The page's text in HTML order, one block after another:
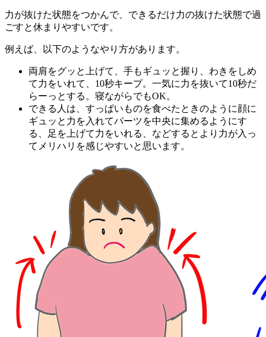
力が抜けた状態をつかんで、できるだけ力の抜けた状態で過
ごすと休まりやすいです。
例えば、以下のようなやり方があります。
両肩をグッと上げて、手もギュッと握り、わきをしめ
て力をいれて、10秒キープ。一気に力を抜いて10秒だ
らーっとする。寝ながらでもOK。
できる人は、すっぱいものを食べたときのように顔に
ギュッと力を入れてパーツを中央に集めるようにす
る、足を上げて力をいれる、などするとより力が入っ
てメリハリを感じやすいと思います。